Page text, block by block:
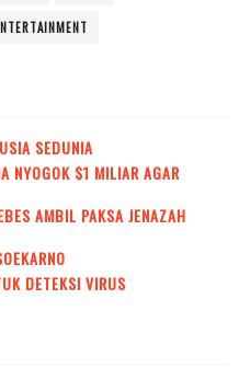
SEDUNIA
NYOGOK $1 MILIAR AGAR
AMBIL PAKSA JENAZAH
DETEKSI VIRUS